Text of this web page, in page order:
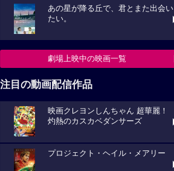
あの星が降る丘で、君とまた出会い
たい。
劇場上映中の映画一覧
注目の動画配信作品
映画クレヨンしんちゃん 超華麗！
灼熱のカスカベダンサーズ
プロジェクト・ヘイル・メアリー